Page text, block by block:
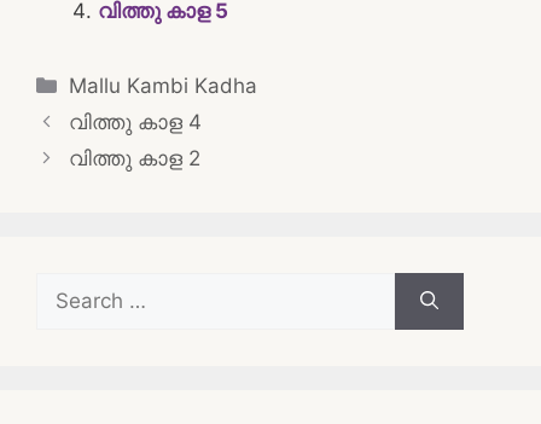
വിത്തു കാള 5
Categories
Mallu Kambi Kadha
Post
navigation
വിത്തു കാള 4
വിത്തു കാള 2
for: